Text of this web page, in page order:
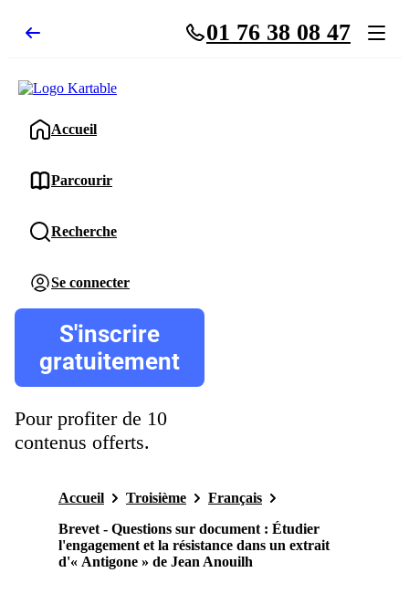
01 76 38 08 47
Accueil
Parcourir
Recherche
Se connecter
S'inscrire gratuitement
Pour profiter de 10 contenus offerts.
Accueil
Parcourir
Recherche
Se connecter
S'inscrire
gratuitement
Pour profiter de 10
contenus offerts.
Accueil Troisième
Français
Brevet - Questions sur document : Étudier
l'engagement et la résistance dans un extrait
d'« Antigone » de Jean Anouilh